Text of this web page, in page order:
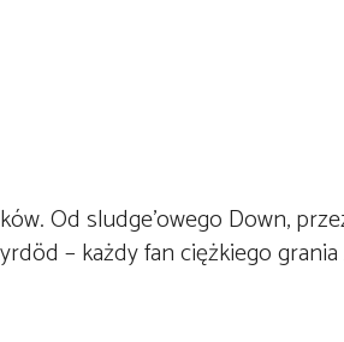
Od sludge’owego Down,
– każdy fan ciężkiego